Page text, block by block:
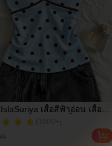
IslaSuriya เสื้อสีฟ้าอ่อน เสื้อ
ลายจุด ชุดผู้หญิง เสื้อผู้หญิง
เสื้อกล้ามแบบสบายๆ เสื้อ
แฟชั่นที่กำลังเป็นที่นิยม เสื้อ
(1000+)
ยแล้ว